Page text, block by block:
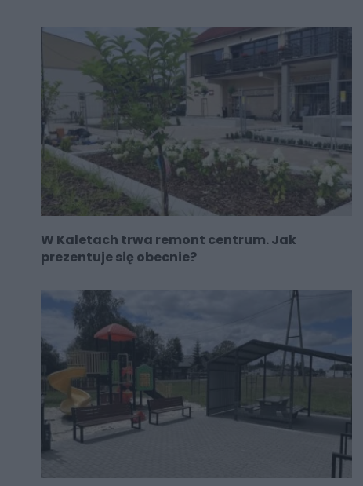
W Kaletach trwa remont centrum. Jak
prezentuje się obecnie?